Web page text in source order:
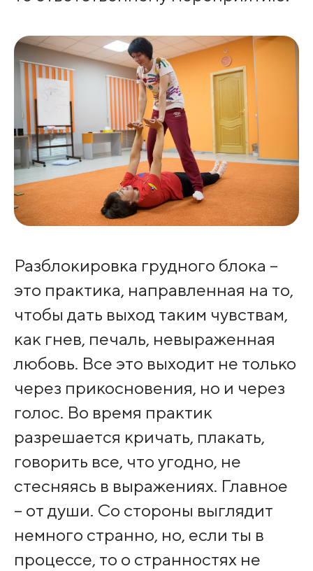
Разблокировка грудного блока –
это практика, направленная на то,
чтобы дать выход таким чувствам,
как гнев, печаль, невыраженная
любовь. Все это выходит не только
через прикосновения, но и через
голос. Во время практик
разрешается кричать, плакать,
говорить все, что угодно, не
стесняясь в выражениях. Главное
– от души. Со стороны выглядит
немного странно, но, если ты в
процессе, то о странностях не